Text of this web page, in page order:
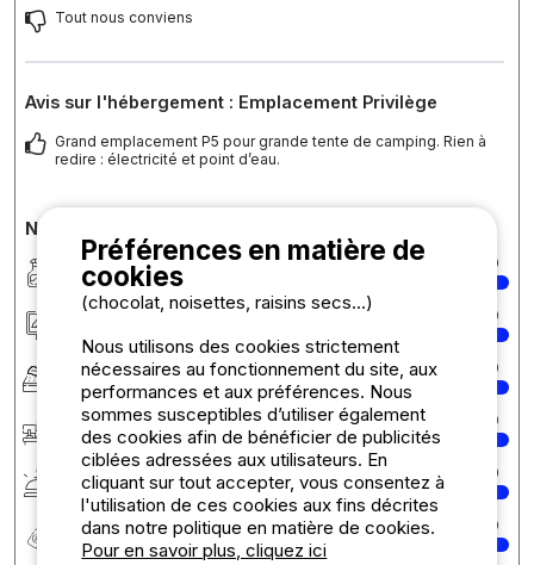
Tout nous conviens
Avis sur l'hébergement : Emplacement Privilège
Grand emplacement P5 pour grande tente de camping. Rien à
redire : électricité et point d’eau.
Notes détaillées du camping
Propreté 10
Hébergement/Emplacement 10
Confort 10
Accueil 10
Services 10
Rapport qualité/prix 10
Préférences en matière de
cookies
(chocolat, noisettes, raisins secs...)
Nous utilisons des cookies strictement
nécessaires au fonctionnement du site, aux
performances et aux préférences. Nous
sommes susceptibles d’utiliser également
des cookies afin de bénéficier de publicités
ciblées adressées aux utilisateurs. En
cliquant sur tout accepter, vous consentez à
l'utilisation de ces cookies aux fins décrites
dans notre politique en matière de cookies.
Pour en savoir plus, cliquez ici